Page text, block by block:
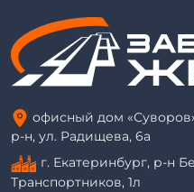
офисный дом
р-н, ул. Радищева, 6а
г. Екатеринбург, р-н
Транспортников, 1л